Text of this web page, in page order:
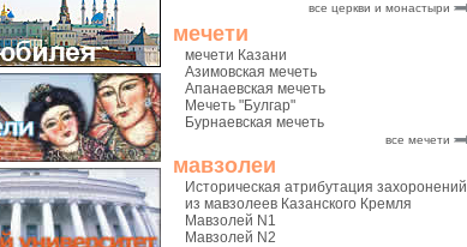
все церкви и монастыри
мечети
мечети Казани
Азимовская мечеть
Апанаевская мечеть
Мечеть "Булгар"
Бурнаевская мечеть
все мечети
мавзолеи
Историческая атрибутация захоронений
из мавзолеев Казанского Кремля
Мавзолей N1
Мавзолей N2